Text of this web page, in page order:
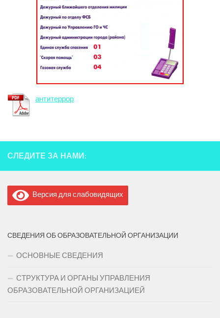
антитеррор
СЛЕДИТЕ ЗА НАМИ:
Версия для слабовидящих
СВЕДЕНИЯ ОБ ОБРАЗОВАТЕЛЬНОЙ ОРГАНИЗАЦИИ
ОСНОВНЫЕ СВЕДЕНИЯ
СТРУКТУРА И ОРГАНЫ УПРАВЛЕНИЯ
ОБРАЗОВАТЕЛЬНОЙ ОРГАНИЗАЦИЕЙ